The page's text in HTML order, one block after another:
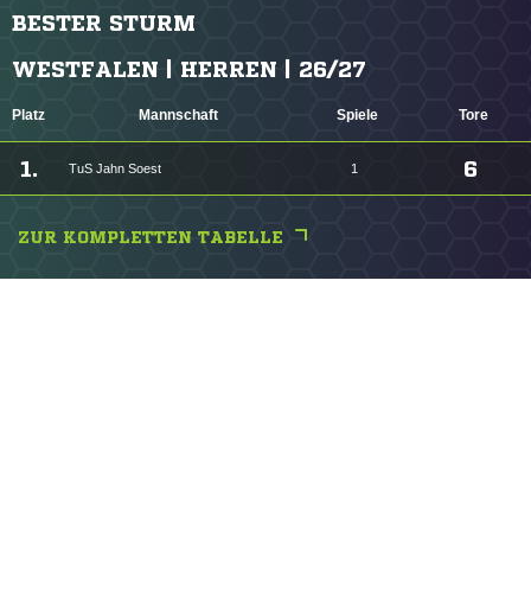
BESTER STURM
WESTFALEN | HERREN | 26/27
Platz Mannschaft Spiele Tore
1. TuS Jahn Soest 1 6
ZUR KOMPLETTEN TABELLE